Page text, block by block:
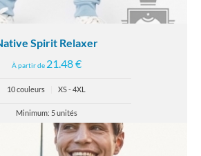
Spirit Relaxer
À partir de 21.48 €
10 couleurs XS - 4XL
Minimum: 5 unités